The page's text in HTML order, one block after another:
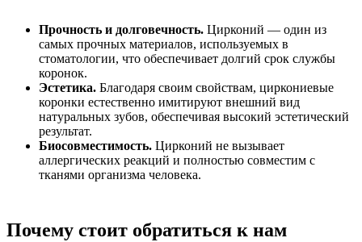
Прочность и долговечность. Цирконий — один из
самых прочных материалов, используемых в
стоматологии, что обеспечивает долгий срок службы
коронок.
Эстетика. Благодаря своим свойствам, циркониевые
коронки естественно имитируют внешний вид
натуральных зубов, обеспечивая высокий эстетический
результат.
Биосовместимость. Цирконий не вызывает
аллергических реакций и полностью совместим с
тканями организма человека.
Почему стоит обратиться к нам